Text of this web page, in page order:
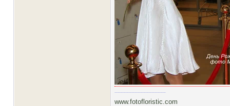
www.fotofloristic.com